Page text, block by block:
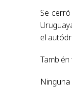
Se
el